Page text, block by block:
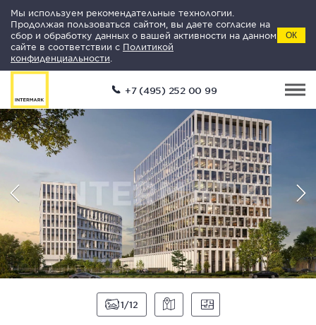
Мы используем рекомендательные технологии.
Продолжая пользоваться сайтом, вы даете согласие на
сбор и обработку данных о вашей активности на данном
сайте в соответствии с Политикой
конфиденциальности
ОК
+7 (495) 252 00 99
1 12